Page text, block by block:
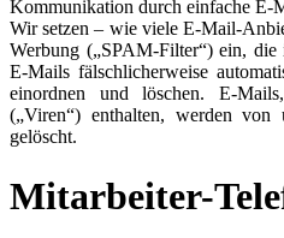
Kommunikation durch einfache E-
Wir setzen – wie viele E-Mail-
Werbung („SPAM-Filter“) ein, die
E-Mails fälschlicherweise
einordnen und löschen. E-
(„Viren“) enthalten, werden
gelöscht.
Mitarbeiter-